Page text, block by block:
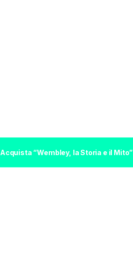
Acquista “Wembley, la Storia e il Mito”